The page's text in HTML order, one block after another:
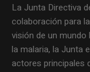
La Junta Directiva
colaboración para
visión de un mundo
la malaria, la Junta
actores principales